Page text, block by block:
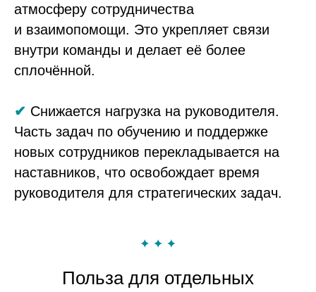
атмосферу сотрудничества
и взаимопомощи. Это укрепляет связи
внутри команды и делает её более
сплочённой.
✔ Снижается нагрузка на руководителя.
Часть задач по обучению и поддержке
новых сотрудников перекладывается на
наставников, что освобождает время
руководителя для стратегических задач.
Польза для отдельных